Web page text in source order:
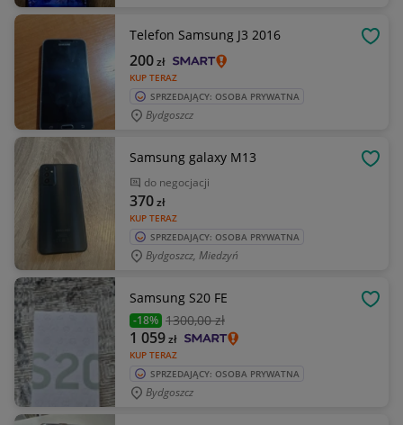
Telefon Samsung J3 2016
KUP TERAZ
200zł
SPRZEDAJĄCY: OSOBA PRYWATNA
Bydgoszcz
Samsung galaxy M13
do negocjacji
KUP TERAZ
370zł
SPRZEDAJĄCY: OSOBA PRYWATNA
Bydgoszcz, Miedzyń
Samsung S20 FE
-18% 1300,00 zł
KUP TERAZ
1 059zł
SPRZEDAJĄCY: OSOBA PRYWATNA
Bydgoszcz